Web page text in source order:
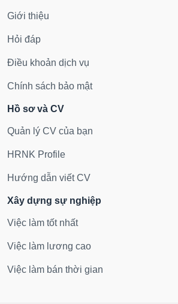
Giới thiệu
Hỏi đáp
Điều khoản dịch vụ
Chính sách bảo mật
Hồ sơ và CV
Quản lý CV của bạn
HRNK Profile
Hướng dẫn viết CV
Xây dựng sự nghiệp
Việc làm tốt nhất
Việc làm lương cao
Việc làm bán thời gian